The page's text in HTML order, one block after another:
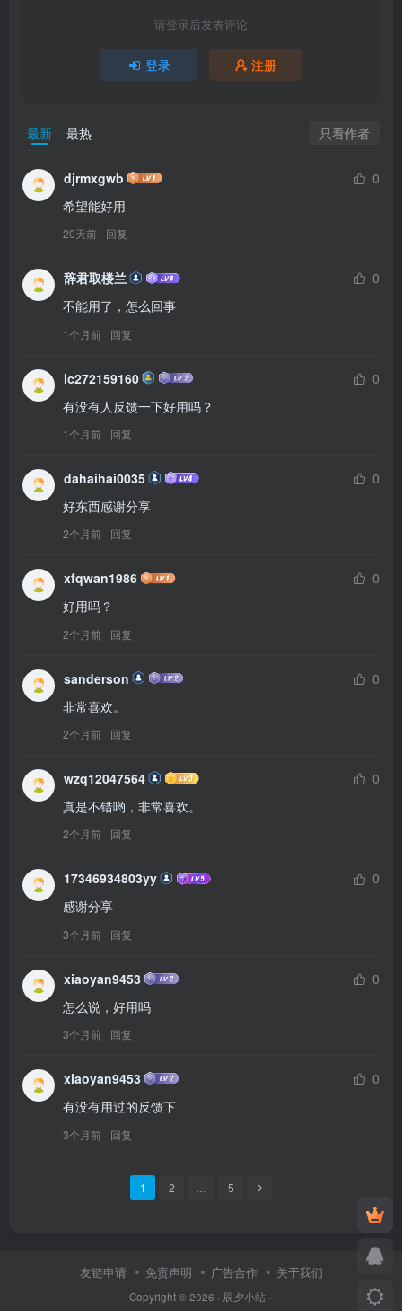
请登录后发表评论
登录 注册
最新 最热 只看作者
djrmxgwb
0
希望能好用
20天前 回复
辞君取楼兰
0
不能用了，怎么回事
1个月前 回复
lc272159160
0
有没有人反馈一下好用吗？
1个月前 回复
dahaihai0035
0
好东西感谢分享
2个月前 回复
xfqwan1986
0
好用吗？
2个月前 回复
sanderson
0
非常喜欢。
2个月前 回复
wzq12047564
0
真是不错哟，非常喜欢。
2个月前 回复
17346934803yy
0
感谢分享
3个月前 回复
xiaoyan9453
0
怎么说，好用吗
3个月前 回复
xiaoyan9453
0
有没有用过的反馈下
3个月前 回复
1 2 5
友链申请 免责声明 广告合作 关于我们
Copyright © 2026 · 辰夕小站·